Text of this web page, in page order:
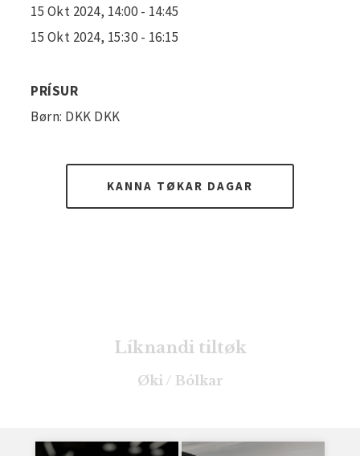
15 Okt 2024, 14:00 - 14:45
15 Okt 2024, 15:30 - 16:15
PRÍSUR
Børn: DKK DKK
KANNA TØKAR DAGAR
Líknandi tiltøk
Øki / Bólkar